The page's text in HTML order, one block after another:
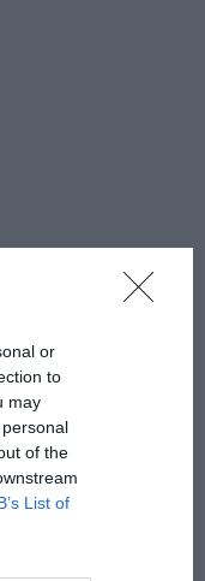
or
to
may
of the
List of